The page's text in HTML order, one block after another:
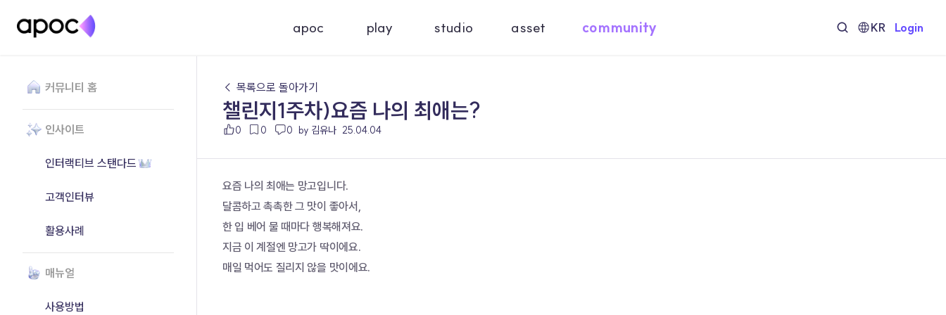
apoc play studio asset community KR Login
커뮤니티 홈
인사이트
인터랙티브 스탠다드
고객인터뷰
활용사례
매뉴얼
사용방법
← 목록으로 돌아가기
챌린지1주차)요즘 나의 최애는?
0 0 0 by 김유나 25.04.04
요즘 나의 최애는 망고입니다.
달콤하고 촉촉한 그 맛이 좋아서,
한 입 베어 물 때마다 행복해져요.
지금 이 계절엔 망고가 딱이에요.
매일 먹어도 질리지 않을 맛이에요.